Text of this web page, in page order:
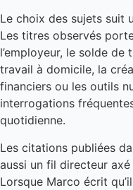
Le choix des sujets suit
Les titres observés
l’employeur, le solde
travail à domicile, la
financiers ou les outils
interrogations
quotidienne.
Les citations publiées
aussi un fil directeur
Lorsque Marco écrit